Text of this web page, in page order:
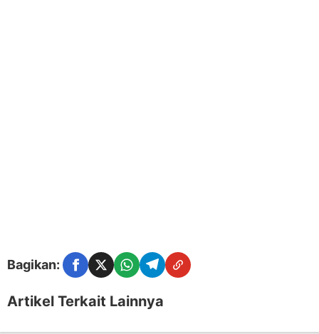
Bagikan: FacebookTwitterWhatsAppTelegramCopy Link
Artikel Terkait Lainnya